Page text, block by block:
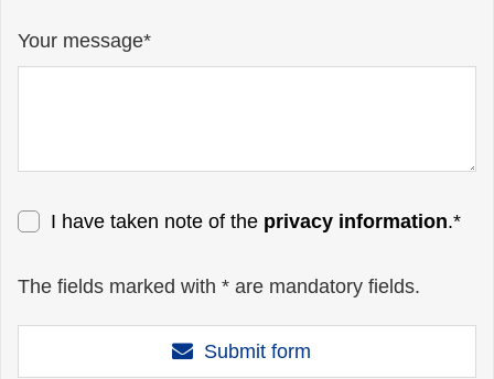
Your message*
I have taken note of the privacy information.*
The fields marked with * are mandatory fields.
Submit form